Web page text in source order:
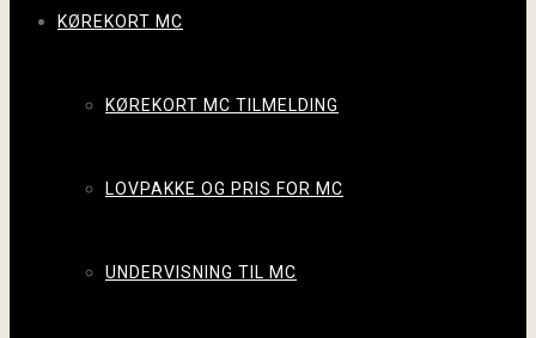
KØREKORT MC
KØREKORT MC TILMELDING
LOVPAKKE OG PRIS FOR MC
UNDERVISNING TIL MC